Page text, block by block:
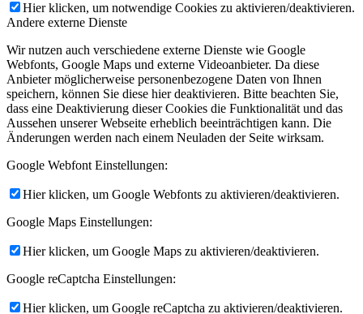
Hier klicken, um notwendige Cookies zu aktivieren/deaktivieren.
Andere externe Dienste
Wir nutzen auch verschiedene externe Dienste wie Google
Webfonts, Google Maps und externe Videoanbieter. Da diese
Anbieter möglicherweise personenbezogene Daten von Ihnen
speichern, können Sie diese hier deaktivieren. Bitte beachten Sie,
dass eine Deaktivierung dieser Cookies die Funktionalität und das
Aussehen unserer Webseite erheblich beeinträchtigen kann. Die
Änderungen werden nach einem Neuladen der Seite wirksam.
Google Webfont Einstellungen:
Hier klicken, um Google Webfonts zu aktivieren/deaktivieren.
Google Maps Einstellungen:
Hier klicken, um Google Maps zu aktivieren/deaktivieren.
Google reCaptcha Einstellungen:
Hier klicken, um Google reCaptcha zu aktivieren/deaktivieren.